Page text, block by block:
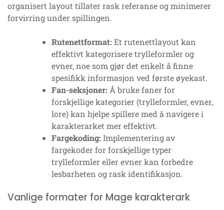
organisert layout tillater rask referanse og minimerer
forvirring under spillingen.
Rutenettformat: Et rutenettlayout kan
effektivt kategorisere trylleformler og
evner, noe som gjør det enkelt å finne
spesifikk informasjon ved første øyekast.
Fan-seksjoner: Å bruke faner for
forskjellige kategorier (trylleformler, evner,
lore) kan hjelpe spillere med å navigere i
karakterarket mer effektivt.
Fargekoding: Implementering av
fargekoder for forskjellige typer
trylleformler eller evner kan forbedre
lesbarheten og rask identifikasjon.
Vanlige formater for Mage karakterark